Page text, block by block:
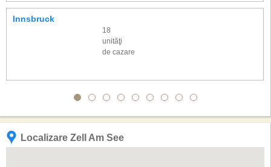
Innsbruck
18
unităţi
de cazare
Localizare Zell Am See